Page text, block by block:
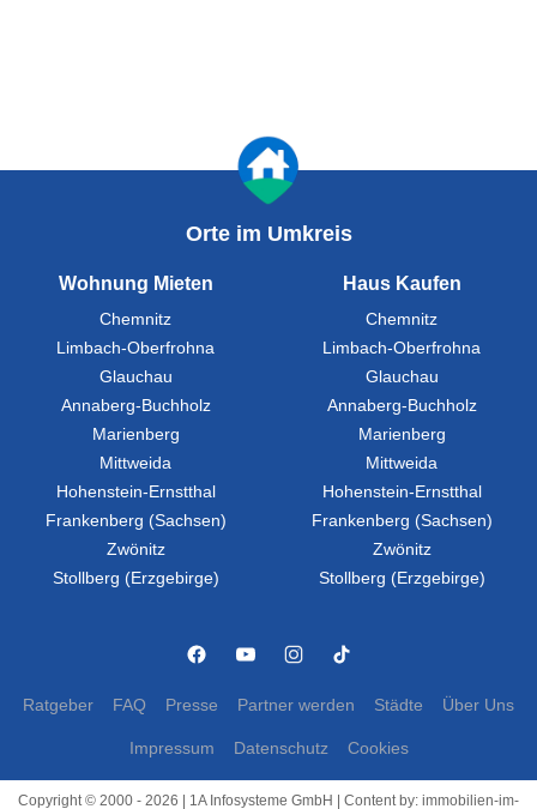
Orte im Umkreis
Wohnung Mieten
Chemnitz
Limbach-Oberfrohna
Glauchau
Annaberg-Buchholz
Marienberg
Mittweida
Hohenstein-Ernstthal
Frankenberg (Sachsen)
Zwönitz
Stollberg (Erzgebirge)
Haus Kaufen
Chemnitz
Limbach-Oberfrohna
Glauchau
Annaberg-Buchholz
Marienberg
Mittweida
Hohenstein-Ernstthal
Frankenberg (Sachsen)
Zwönitz
Stollberg (Erzgebirge)
Ratgeber FAQ Presse Partner werden Städte Über Uns
Impressum Datenschutz Cookies
Copyright © 2000 - 2026 | 1A Infosysteme GmbH | Content by: immobilien-im-